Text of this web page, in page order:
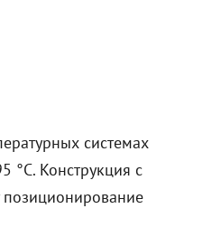
системах
°C. Конструкция с
позиционирование